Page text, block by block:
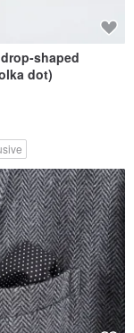
shaped
dot)